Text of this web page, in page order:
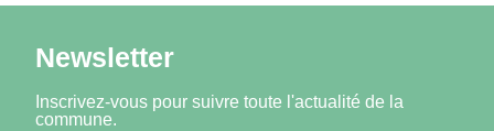
Newsletter
Inscrivez-vous pour suivre toute l'actualité de la
commune.